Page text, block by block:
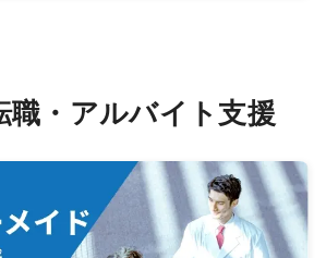
職・アルバイト支援